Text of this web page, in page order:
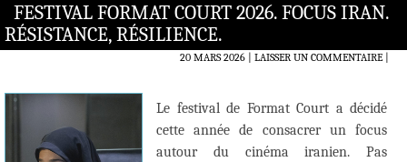
FESTIVAL FORMAT COURT 2026. FOCUS IRAN.
RÉSISTANCE, RÉSILIENCE.
20 MARS 2026 LAISSER UN COMMENTAIRE|
Le festival de Format Court a décidé
cette année de consacrer un focus
autour du cinéma iranien. Pas